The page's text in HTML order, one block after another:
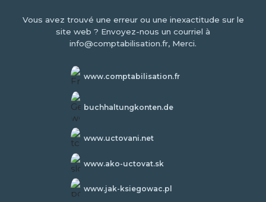
Vous avez trouvé une erreur ou une inexactitude sur le
site web ? Envoyez-nous un courriel à
info@comptabilisation.fr, Merci.
www.comptabilisation.fr
buchhaltungkonten.de
www.uctovani.net
www.ako-uctovat.sk
www.jak-ksiegowac.pl